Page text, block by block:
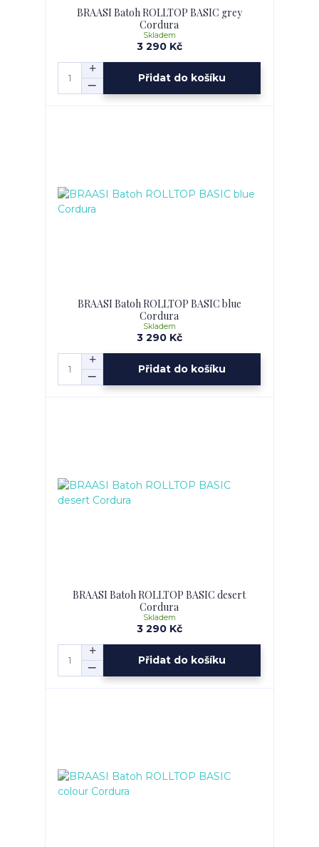
BRAASI Batoh ROLLTOP BASIC grey
Cordura
3 290 Kč
Skladem
Přidat do košíku
BRAASI Batoh ROLLTOP BASIC blue
Cordura
3 290 Kč
Skladem
Přidat do košíku
BRAASI Batoh ROLLTOP BASIC desert
Cordura
3 290 Kč
Skladem
Přidat do košíku